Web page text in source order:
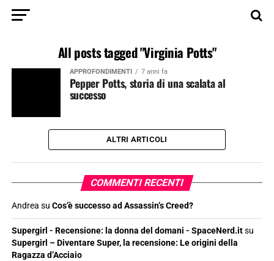
All posts tagged "Virginia Potts"
APPROFONDIMENTI 7 anni fa
Pepper Potts, storia di una scalata al
successo
ALTRI ARTICOLI
COMMENTI RECENTI
Andrea su Cos’è successo ad Assassin’s Creed?
Supergirl - Recensione: la donna del domani - SpaceNerd.itsu
Supergirl – Diventare Super, la recensione: Le origini della
Ragazza d’Acciaio